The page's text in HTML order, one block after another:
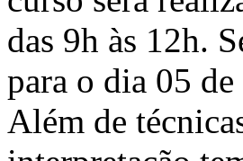
das 9h às 12h.
para o dia 05
Além de